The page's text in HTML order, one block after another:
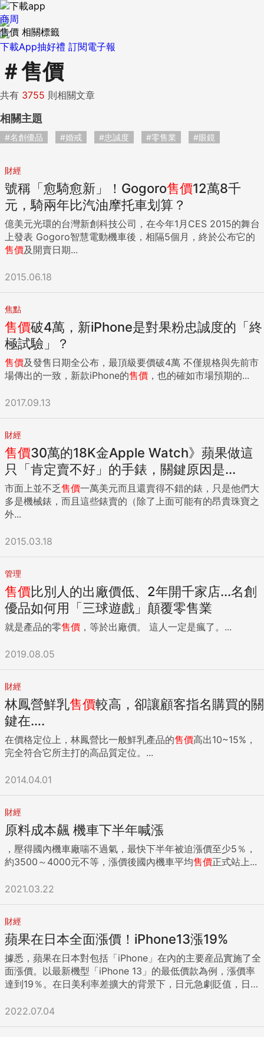
下載App抽好禮 訂閱電子報
商周
售價 相關標籤
＃售價
共有 3755 則相關文章
相關主題
#名創優品 #婚戒 #忠誠度 #零售業 #眼鏡
財經
號稱「愈騎愈新」！Gogoro售價12萬8千
元，騎兩年比汽油摩托車划算？
億美元光環的台灣新創科技公司，在今年1月CES 2015的舞台
上發表 Gogoro智慧電動機車後，相隔5個月，終於公布它的
售價及開賣日期...
2015.06.18
焦點
售價破4萬，新iPhone是對果粉忠誠度的「終
極試驗」？
售價及發售日期全公布，最頂級要價破4萬 不僅規格與先前市
場傳出的一致，新款iPhone的售價 ，也的確如市場預期的...
2017.09.13
財經
售價30萬的18K金Apple Watch》蘋果做這
只「肯定賣不好」的手錶，關鍵原因是...
市面上並不乏售價一萬美元而且還賣得不錯的錶，只是他們大
多是機械錶，而且這些錶賣的（除了上面可能有的昂貴珠寶之
外...
2015.03.18
管理
售價比別人的出廠價低、2年開千家店...名創
優品如何用「三球遊戲」顛覆零售業
就是產品的零售價 ，等於出廠價。 這人一定是瘋了。...
2019.08.05
財經
林鳳營鮮乳售價較高，卻讓顧客指名購買的關
鍵在….
在價格定位上，林鳳營比一般鮮乳產品的售價高出10~15%，
完全符合它所主打的高品質定位。...
2014.04.01
財經
原料成本飆 機車下半年喊漲
，壓得國內機車廠喘不過氣，最快下半年被迫漲價至少5％，
約3500～4000元不等，漲價後國內機車平均售價正式站上...
2021.03.22
財經
蘋果在日本全面漲價！iPhone13漲19%
據悉，蘋果在日本對包括「iPhone」在內的主要産品實施了全
面漲價。以最新機型「iPhone 13」的最低價款為例，漲價率
達到19％。在日美利率差擴大的背景下，日元急劇貶值，日本
價的時間被認為是7月1日。蘋果的日本網站顯示，iPhone 13
2022.07.04